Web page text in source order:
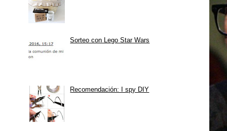
Sorteo con Lego Star Wars
Recomendación: I spy DIY